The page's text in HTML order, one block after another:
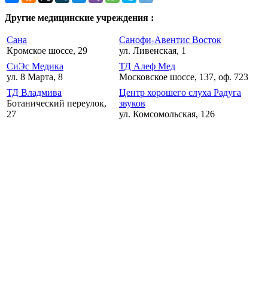
Другие медицинские учреждения :
Сана
Кромское шоссе, 29
Санофи-Авентис Восток
ул. Ливенская, 1
СиЭс Медика
ул. 8 Марта, 8
ТД Алеф Мед
Московское шоссе, 137, оф. 723
ТД Владмива
Ботанический переулок,
27
Центр хорошего слуха Радуга
звуков
ул. Комсомольская, 126